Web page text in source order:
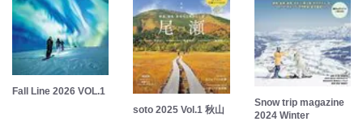
Fall Line 2026 VOL.1
soto 2025 Vol.1 秋山
Snow trip magazine
2024 Winter